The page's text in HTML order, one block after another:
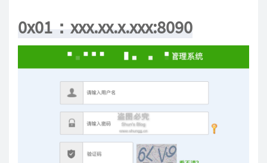
0x01：xxx.xx.x.xxx:8090